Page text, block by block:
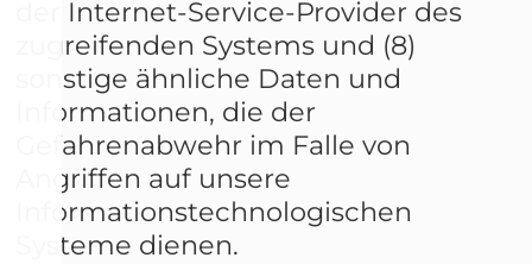
der Internet-Service-Provider des
zugreifenden Systems und (8)
sonstige ähnliche Daten und
Informationen, die der
Gefahrenabwehr im Falle von
Angriffen auf unsere
Informationstechnologischen
Systeme dienen.